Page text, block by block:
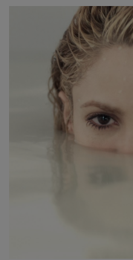
DANCEFLOOR CHART
RADIO ACADEMY
CONTUL MEU